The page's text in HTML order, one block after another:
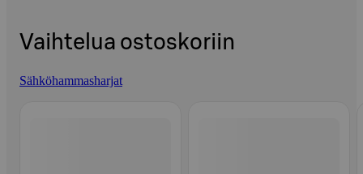
Vaihtelua ostoskoriin
Sähköhammasharjat